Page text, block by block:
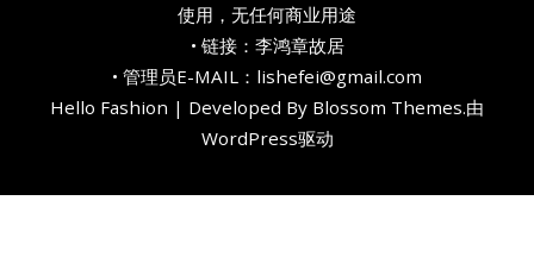
使用，无任何商业用途
• 链接： 李鸿章故居
• 管理员E-MAIL：lishefei@gmail.com
Hello Fashion | Developed By Blossom Themes.由
WordPress驱动